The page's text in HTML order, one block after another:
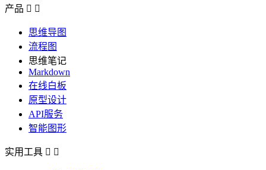
产品  
思维导图
流程图
思维笔记
Markdown
在线白板
原型设计
API服务
智能图形
实用工具  